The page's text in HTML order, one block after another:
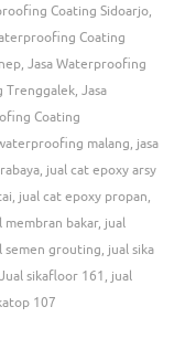
Coating Sidoarjo,
Coating
, Jasa Waterproofing
Trenggalek, Jasa
Coating
malang, jasa
, jual cat epoxy arsy
, jual cat epoxy propan,
membran bakar, jual
semen grouting, jual sika
Jual sikafloor 161, jual
107